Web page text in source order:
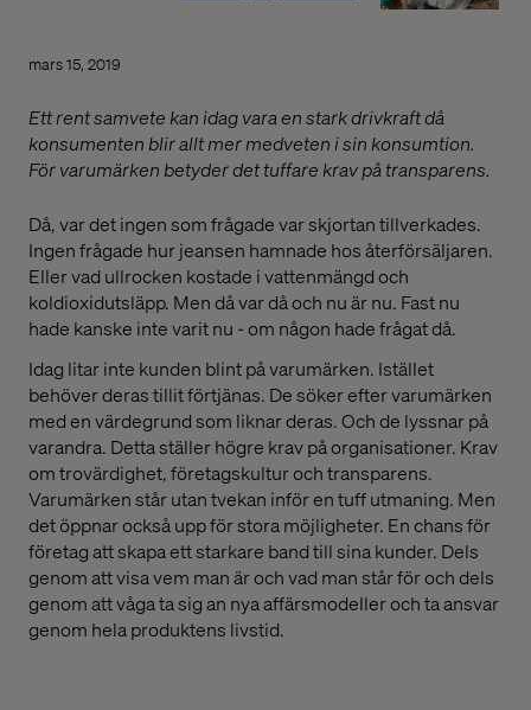
mars 15, 2019
Ett rent samvete kan idag vara en stark drivkraft då
konsumenten blir allt mer medveten i sin konsumtion.
För varumärken betyder det tuffare krav på transparens.
Då, var det ingen som frågade var skjortan tillverkades.
Ingen frågade hur jeansen hamnade hos återförsäljaren.
Eller vad ullrocken kostade i vattenmängd och
koldioxidutsläpp. Men då var då och nu är nu. Fast nu
hade kanske inte varit nu - om någon hade frågat då.
Idag litar inte kunden blint på varumärken. Istället
behöver deras tillit förtjänas. De söker efter varumärken
med en värdegrund som liknar deras. Och de lyssnar på
varandra. Detta ställer högre krav på organisationer. Krav
om trovärdighet, företagskultur och transparens.
Varumärken står utan tvekan inför en tuff utmaning. Men
det öppnar också upp för stora möjligheter. En chans för
företag att skapa ett starkare band till sina kunder. Dels
genom att visa vem man är och vad man står för och dels
genom att våga ta sig an nya affärsmodeller och ta ansvar
genom hela produktens livstid.